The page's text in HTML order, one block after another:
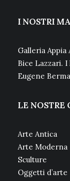
I NOSTRI
Galleria Appia
Bice Lazzari.
Eugene
LE NOSTRE
Arte Antica
Arte Moderna
Sculture
Oggetti d’arte